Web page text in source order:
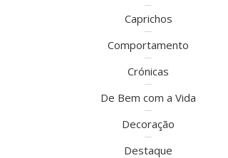
Caprichos
Comportamento
Crónicas
De Bem com a Vida
Decoração
Destaque